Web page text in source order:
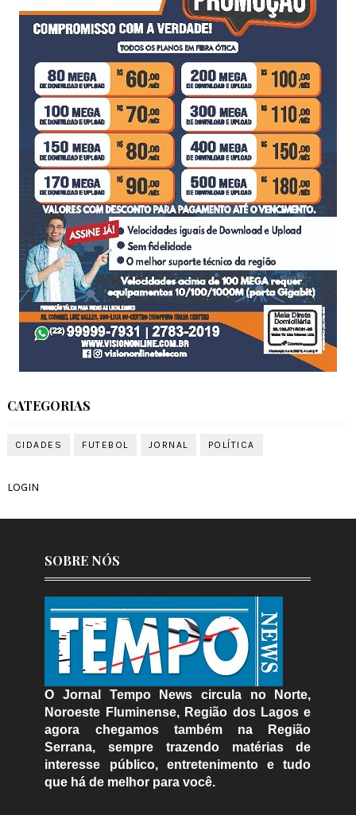
CATEGORIAS
CIDADES FUTEBOL JORNAL POLÍTICA
LOGIN
SOBRE NÓS
O Jornal Tempo News circula no Norte,
Noroeste Fluminense, Região dos Lagos e
agora chegamos também na Região
Serrana, sempre trazendo matérias de
interesse público, entretenimento e tudo
que há de melhor para você.